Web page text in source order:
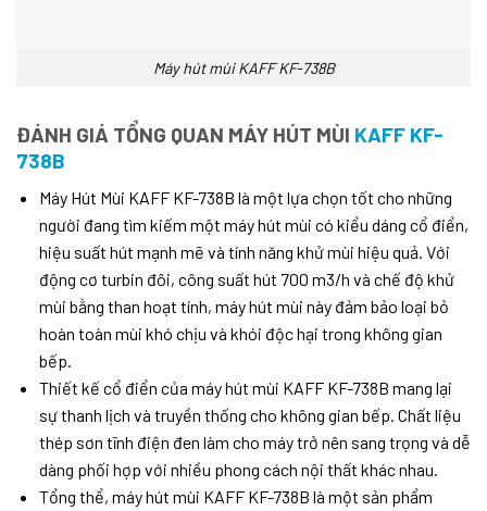
Máy hút mùi KAFF KF-738B
ĐÁNH GIÁ TỔNG QUAN MÁY HÚT MÙI KAFF KF-
738B
Máy Hút Mùi KAFF KF-738B là một lựa chọn tốt cho những
người đang tìm kiếm một máy hút mùi có kiểu dáng cổ điển,
hiệu suất hút mạnh mẽ và tính năng khử mùi hiệu quả. Với
động cơ turbin đôi, công suất hút 700 m3/h và chế độ khử
mùi bằng than hoạt tính, máy hút mùi này đảm bảo loại bỏ
hoàn toàn mùi khó chịu và khói độc hại trong không gian
bếp.
Thiết kế cổ điển của máy hút mùi KAFF KF-738B mang lại
sự thanh lịch và truyền thống cho không gian bếp. Chất liệu
thép sơn tĩnh điện đen làm cho máy trở nên sang trọng và dễ
dàng phối hợp với nhiều phong cách nội thất khác nhau.
Tổng thể, máy hút mùi KAFF KF-738B là một sản phẩm